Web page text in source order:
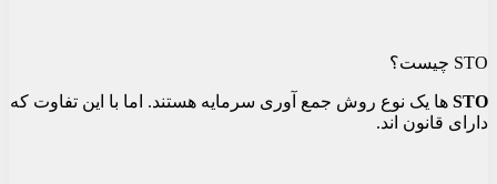
STO چیست؟
STO ها یک نوع روش جمع آوری سرمایه هستند. اما با این تفاوت که
دارای قانون اند.